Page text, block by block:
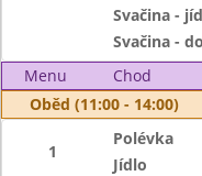
Svačina -
Svačina -
Menu
Chod
Oběd (11:00 - 14:00)
1
Polévka
Jídlo